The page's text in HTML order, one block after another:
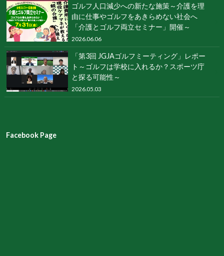
ゴルフ人口減少への新たな施策～介護を理
由に仕事やゴルフをあきらめない社会へ
「介護とゴルフ両立セミナー」開催～
2026.06.06
「第3回 JGJAゴルフミーティング」レポー
ト～ゴルフは学校に入れるか？スポーツ庁
と探る可能性～
2026.05.03
Facebook Page